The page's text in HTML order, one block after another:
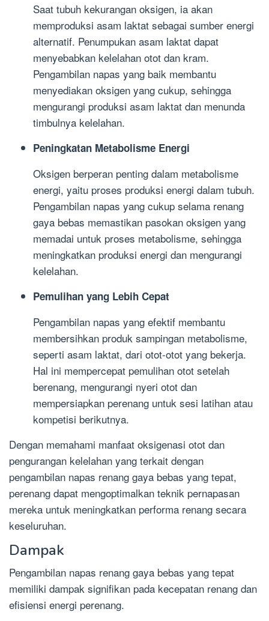
Saat tubuh kekurangan oksigen, ia akan
memproduksi asam laktat sebagai sumber energi
alternatif. Penumpukan asam laktat dapat
menyebabkan kelelahan otot dan kram.
Pengambilan napas yang baik membantu
menyediakan oksigen yang cukup, sehingga
mengurangi produksi asam laktat dan menunda
timbulnya kelelahan.
Peningkatan Metabolisme Energi
Oksigen berperan penting dalam metabolisme
energi, yaitu proses produksi energi dalam tubuh.
Pengambilan napas yang cukup selama renang
gaya bebas memastikan pasokan oksigen yang
memadai untuk proses metabolisme, sehingga
meningkatkan produksi energi dan mengurangi
kelelahan.
Pemulihan yang Lebih Cepat
Pengambilan napas yang efektif membantu
membersihkan produk sampingan metabolisme,
seperti asam laktat, dari otot-otot yang bekerja.
Hal ini mempercepat pemulihan otot setelah
berenang, mengurangi nyeri otot dan
mempersiapkan perenang untuk sesi latihan atau
kompetisi berikutnya.
Dengan memahami manfaat oksigenasi otot dan
pengurangan kelelahan yang terkait dengan
pengambilan napas renang gaya bebas yang tepat,
perenang dapat mengoptimalkan teknik pernapasan
mereka untuk meningkatkan performa renang secara
keseluruhan.
Dampak
Pengambilan napas renang gaya bebas yang tepat
memiliki dampak signifikan pada kecepatan renang dan
efisiensi energi perenang.